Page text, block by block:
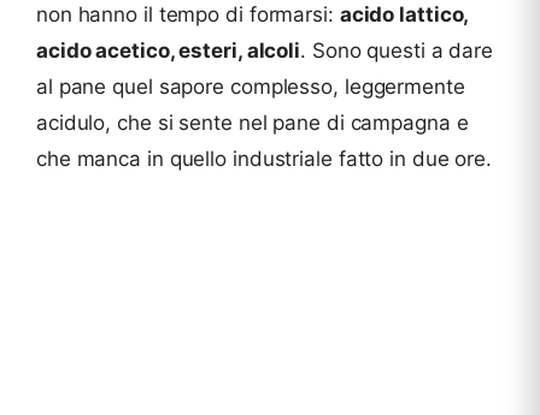
non hanno il tempo di formarsi: acido lattico,
acido acetico, esteri, alcoli. Sono questi a dare
al pane quel sapore complesso, leggermente
acidulo, che si sente nel pane di campagna e
che manca in quello industriale fatto in due ore.